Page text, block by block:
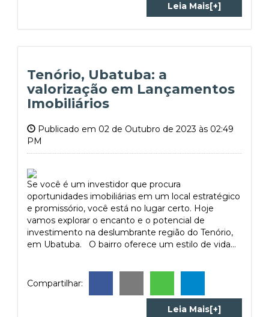
Leia Mais[+]
Tenório, Ubatuba: a
valorização em Lançamentos
Imobiliários
Publicado em 02 de Outubro de 2023 às 02:49
PM
Se você é um investidor que procura
oportunidades imobiliárias em um local estratégico
e promissório, você está no lugar certo. Hoje
vamos explorar o encanto e o potencial de
investimento na deslumbrante região do Tenório,
em Ubatuba. O bairro oferece um estilo de vida...
Compartilhar:
Leia Mais[+]